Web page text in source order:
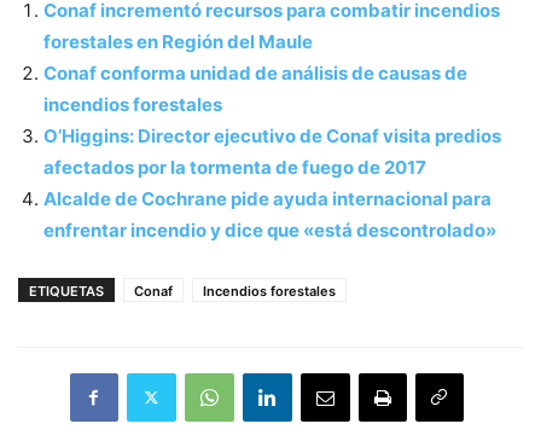
Conaf incrementó recursos para combatir incendios
forestales en Región del Maule
Conaf conforma unidad de análisis de causas de
incendios forestales
O’Higgins: Director ejecutivo de Conaf visita predios
afectados por la tormenta de fuego de 2017
Alcalde de Cochrane pide ayuda internacional para
enfrentar incendio y dice que «está descontrolado»
ETIQUETAS Conaf Incendios forestales